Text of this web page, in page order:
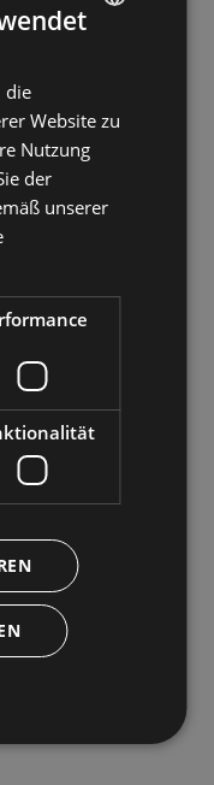
die
Website zu
Nutzung
der
unserer